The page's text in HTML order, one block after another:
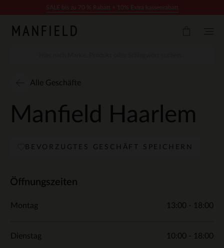
Alle Geschäfte
Manfield Haarlem
BEVORZUGTES GESCHÄFT SPEICHERN
Öffnungszeiten
Montag 13:00 - 18:00
Dienstag 10:00 - 18:00